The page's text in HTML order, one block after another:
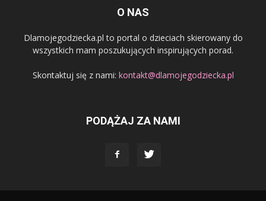
O NAS
Dlamojegodziecka.pl to portal o dzieciach skierowany do
wszystkich mam poszukujących inspirujących porad.
Skontaktuj się z nami: kontakt@dlamojegodziecka.pl
PODĄŻAJ ZA NAMI